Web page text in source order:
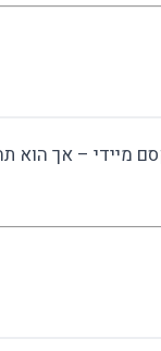
מיידי – אך הוא